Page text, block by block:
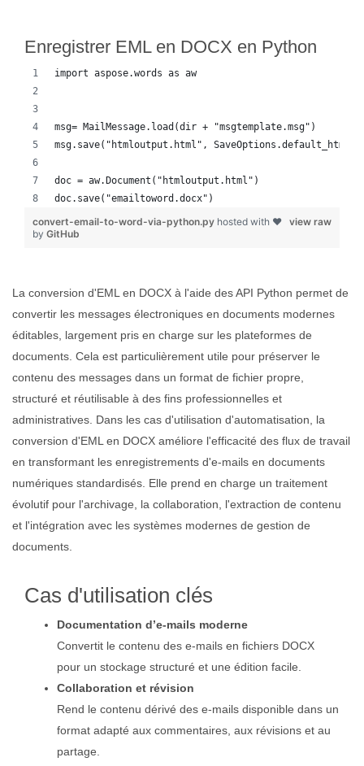
Enregistrer EML en DOCX en Python
import aspose.words as aw
msg= MailMessage.load(dir + "msgtemplate.msg")
msg.save("htmloutput.html", SaveOptions.default_html)
doc = aw.Document("htmloutput.html")
doc.save("emailtoword.docx")
view raw
convert-email-to-word-via-python.py hosted with ❤
by GitHub
La conversion d'EML en DOCX à l'aide des API Python permet de
convertir les messages électroniques en documents modernes
éditables, largement pris en charge sur les plateformes de
documents. Cela est particulièrement utile pour préserver le
contenu des messages dans un format de fichier propre,
structuré et réutilisable à des fins professionnelles et
administratives. Dans les cas d'utilisation d'automatisation, la
conversion d'EML en DOCX améliore l'efficacité des flux de travail
en transformant les enregistrements d'e-mails en documents
numériques standardisés. Elle prend en charge un traitement
évolutif pour l'archivage, la collaboration, l'extraction de contenu
et l'intégration avec les systèmes modernes de gestion de
documents.
Cas d'utilisation clés
Documentation d’e-mails moderne
Convertit le contenu des e-mails en fichiers DOCX
pour un stockage structuré et une édition facile.
Collaboration et révision
Rend le contenu dérivé des e-mails disponible dans un
format adapté aux commentaires, aux révisions et au
partage.